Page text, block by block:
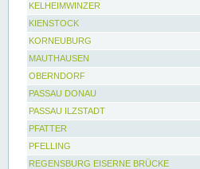
KELHEIMWINZER
KIENSTOCK
KORNEUBURG
MAUTHAUSEN
OBERNDORF
PASSAU DONAU
PASSAU ILZSTADT
PFATTER
PFELLING
REGENSBURG EISERNE BRÜCKE